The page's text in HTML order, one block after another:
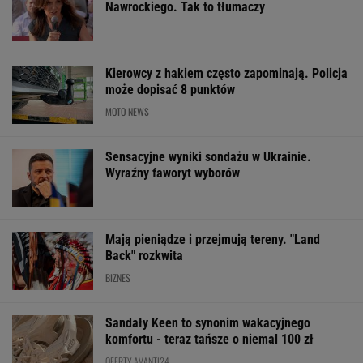
Włóż liść laurowy do
Efekt może cię
zaskoczyć
PRL-u? Wszyscy mylą
się w 8. pytaniu
LPG i diesla
ŻYĆ LEPIEJ